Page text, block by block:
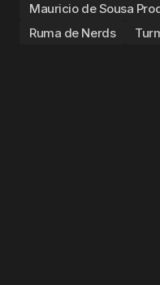
Mauricio de Sousa
Ruma de Nerds